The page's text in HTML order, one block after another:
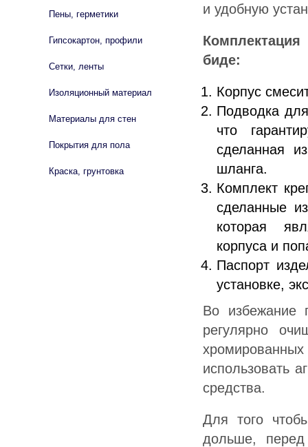
и удобную
биде:
Корпус
Подводка
что
сделанная
шланга.
Комплект
сделанные
которая
корпуса и
Паспорт
установке,
Во избежание
регулярно
использовать
средства.
Для того
дольше, перед
Пены, герметики
Гипсокартон, профили
Сетки, ленты
Изоляционный материал
Материалы для стен
Покрытия для пола
Краска, грунтовка